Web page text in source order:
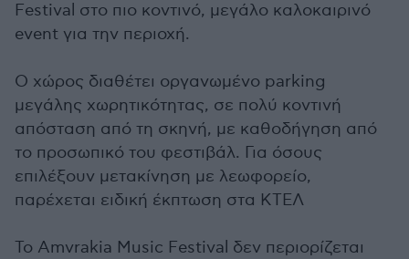
Festival στο πιο κοντινό, μεγάλο καλοκαιρινό
event για την περιοχή.
Ο χώρος διαθέτει οργανωμένο parking
μεγάλης χωρητικότητας, σε πολύ κοντινή
απόσταση από τη σκηνή, με καθοδήγηση από
το προσωπικό του φεστιβάλ. Για όσους
επιλέξουν μετακίνηση με λεωφορείο,
παρέχεται ειδική έκπτωση στα ΚΤΕΛ
Το Amvrakia Music Festival δεν περιορίζεται